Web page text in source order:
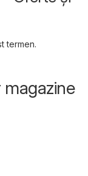
termen.
magazine